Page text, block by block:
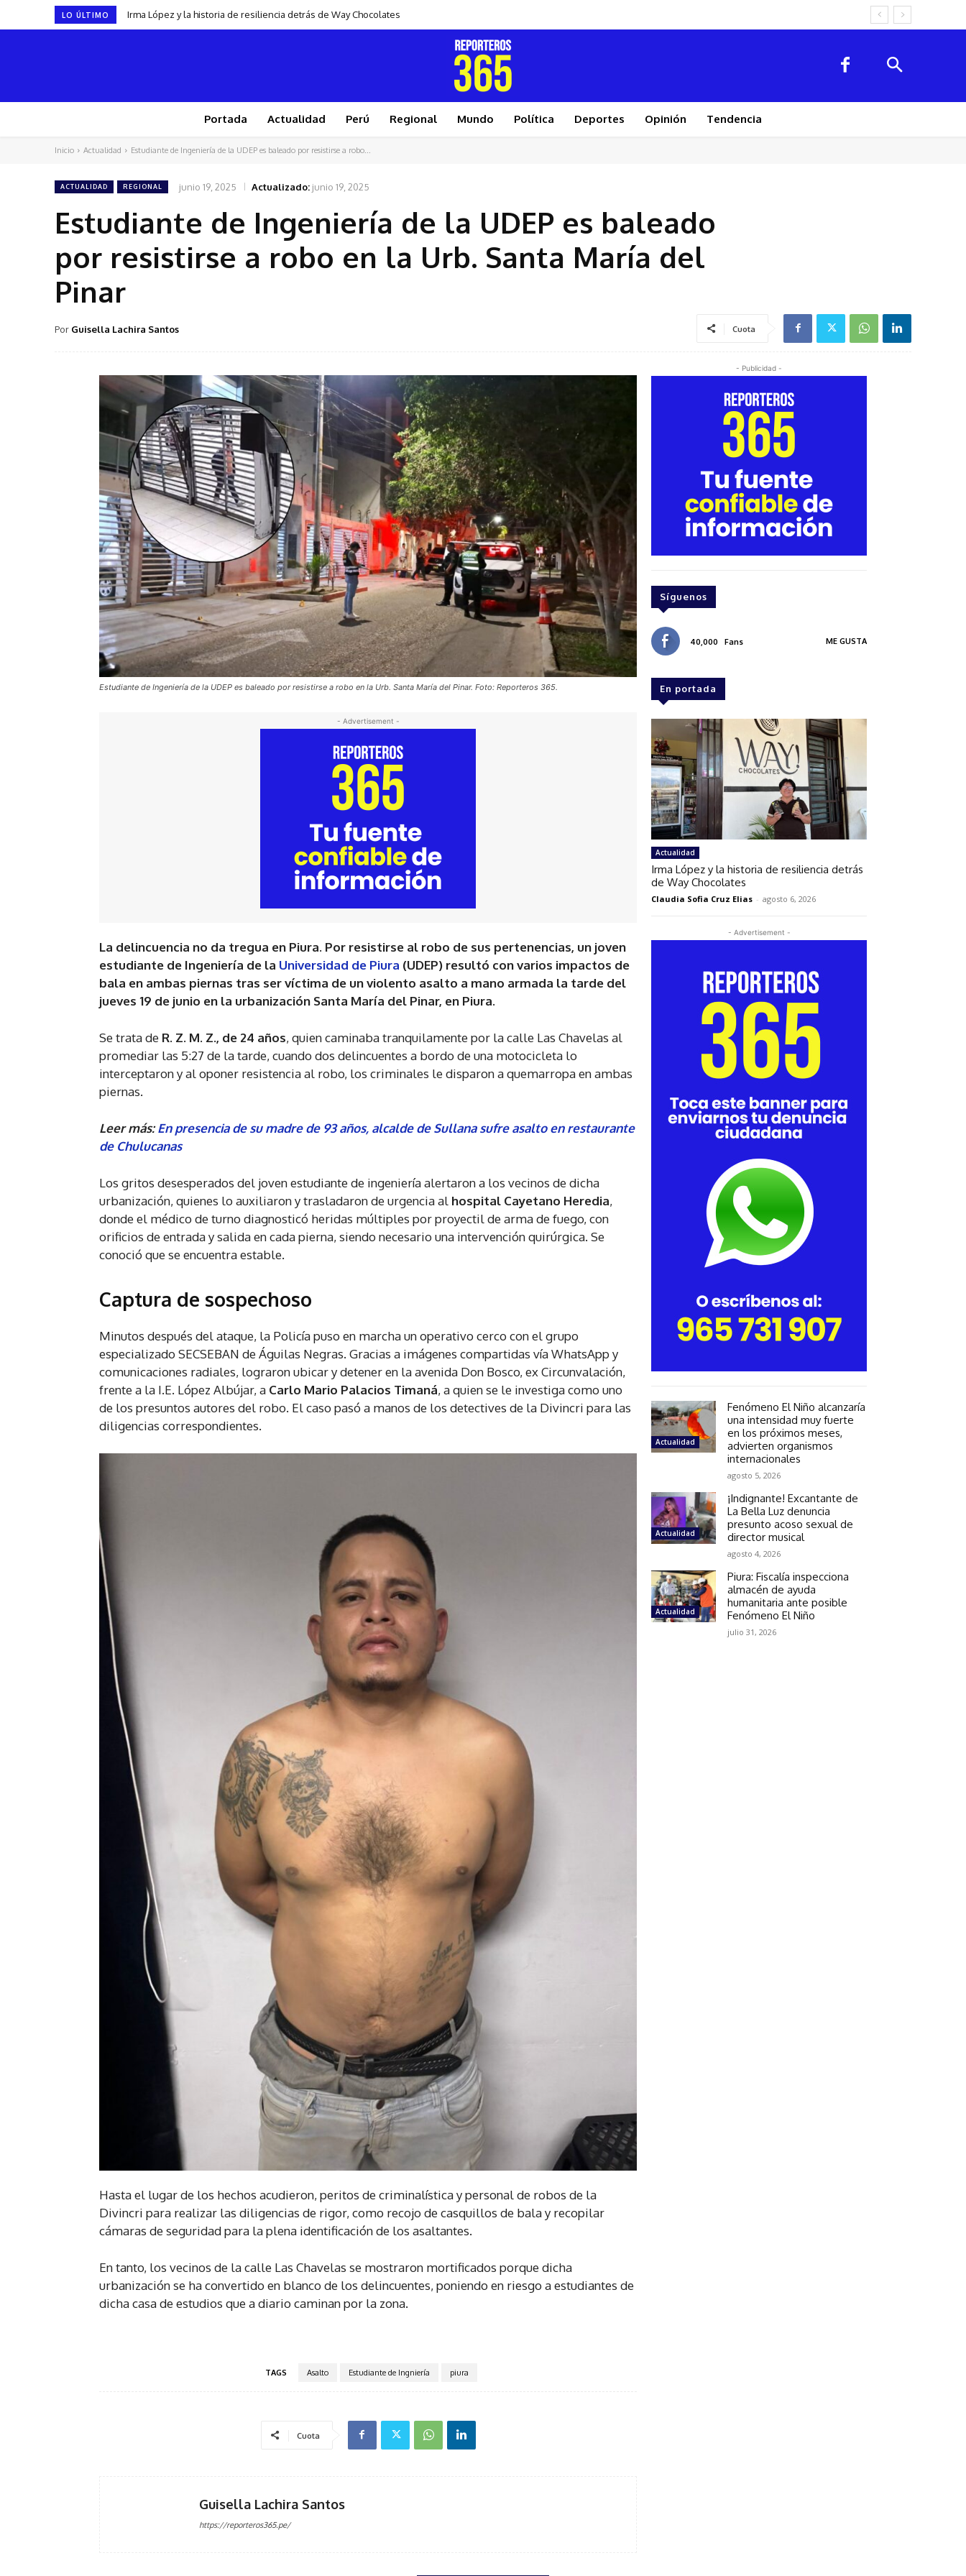
LO ÚLTIMO Irma López y la historia de resiliencia detrás de Way Chocolates
Portada Actualidad Perú Regional Mundo Política Deportes Opinión Tendencia
Inicio Actualidad Estudiante de Ingeniería de la UDEP es baleado por resistirse a robo...
ACTUALIDAD REGIONAL junio 19, 2025 Actualizado: junio 19, 2025
Estudiante de Ingeniería de la UDEP es baleado
por resistirse a robo en la Urb. Santa María del
Pinar
Por Guisella Lachira Santos Cuota
Estudiante de Ingeniería de la UDEP es baleado por resistirse a robo en la Urb. Santa María del Pinar. Foto: Reporteros 365.
- Advertisement -
La delincuencia no da tregua en Piura. Por resistirse al robo de sus pertenencias, un joven
estudiante de Ingeniería de la Universidad de Piura (UDEP) resultó con varios impactos de
bala en ambas piernas tras ser víctima de un violento asalto a mano armada la tarde del
jueves 19 de junio en la urbanización Santa María del Pinar, en Piura.
Se trata de R. Z. M. Z., de 24 años, quien caminaba tranquilamente por la calle Las Chavelas al
promediar las 5:27 de la tarde, cuando dos delincuentes a bordo de una motocicleta lo
interceptaron y al oponer resistencia al robo, los criminales le disparon a quemarropa en ambas
piernas.
Leer más:En presencia de su madre de 93 años, alcalde de Sullana sufre asalto en restaurante
de Chulucanas
Los gritos desesperados del joven estudiante de ingeniería alertaron a los vecinos de dicha
urbanización, quienes lo auxiliaron y trasladaron de urgencia al hospital Cayetano Heredia,
donde el médico de turno diagnosticó heridas múltiples por proyectil de arma de fuego, con
orificios de entrada y salida en cada pierna, siendo necesario una intervención quirúrgica. Se
conoció que se encuentra estable.
Captura de sospechoso
Minutos después del ataque, la Policía puso en marcha un operativo cerco con el grupo
especializado SECSEBAN de Águilas Negras. Gracias a imágenes compartidas vía WhatsApp y
comunicaciones radiales, lograron ubicar y detener en la avenida Don Bosco, ex Circunvalación,
frente a la I.E. López Albújar, a Carlo Mario Palacios Timaná, a quien se le investiga como uno
de los presuntos autores del robo. El caso pasó a manos de los detectives de la Divincri para las
diligencias correspondientes.
Hasta el lugar de los hechos acudieron, peritos de criminalística y personal de robos de la
Divincri para realizar las diligencias de rigor, como recojo de casquillos de bala y recopilar
cámaras de seguridad para la plena identificación de los asaltantes.
En tanto, los vecinos de la calle Las Chavelas se mostraron mortificados porque dicha
urbanización se ha convertido en blanco de los delincuentes, poniendo en riesgo a estudiantes de
dicha casa de estudios que a diario caminan por la zona.
TAGS Asalto Estudiante de Ingniería piura
Cuota
Guisella Lachira Santos
https://reporteros365.pe/
- Publicidad -
Síguenos
40,000 Fans ME GUSTA
En portada
Actualidad
Irma López y la historia de resiliencia detrás
de Way Chocolates
Claudia Sofia Cruz Elias - agosto 6, 2026
- Advertisement -
Actualidad
Fenómeno El Niño alcanzaría
una intensidad muy fuerte
en los próximos meses,
advierten organismos
internacionales
agosto 5, 2026
Actualidad
¡Indignante! Excantante de
La Bella Luz denuncia
presunto acoso sexual de
director musical
agosto 4, 2026
Actualidad
Piura: Fiscalía inspecciona
almacén de ayuda
humanitaria ante posible
Fenómeno El Niño
julio 31, 2026